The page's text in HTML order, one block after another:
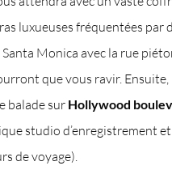
luxueuses fréquentées par
Monica avec la rue
que vous ravir.
balade sur Hollywood
studio d’enregistrement et
de voyage).